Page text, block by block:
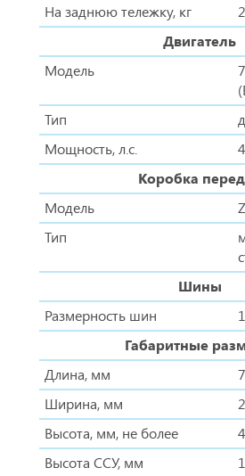
На заднюю тележку, кг
Двигатель
Модель
Тип
Мощность, л.с.
Коробка
Модель
Тип
Шины
Размерность шин
Габаритные
Длина, мм
Ширина, мм
Высота, мм, не более
Высота ССУ, мм